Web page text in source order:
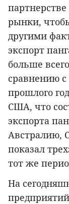
партнерстве
рынки,
другими
экспорт
больше
сравнению
прошлого
США, что
экспорта
Австралию,
показал
тот же
На